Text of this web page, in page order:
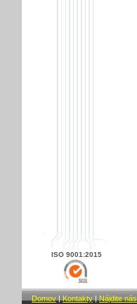
ISO 9001:2015
Domov | Kontakty | Nájdite nás